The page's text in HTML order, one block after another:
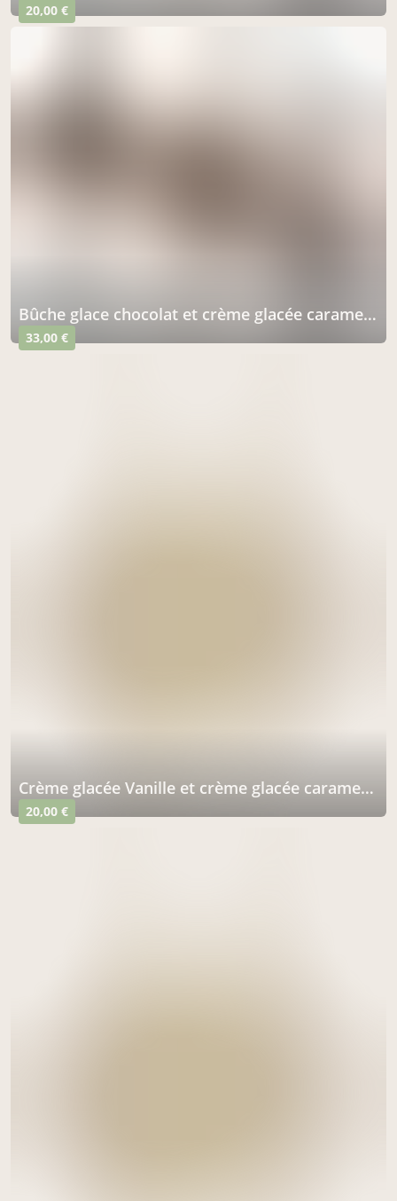
20,00 €
Bûche glace chocolat et crème glacée caramel sur biscuit Streusel 8/10 parts
33,00 €
Crème glacée Vanille et crème glacée caramel au beurre salé 4/5 parts
20,00 €